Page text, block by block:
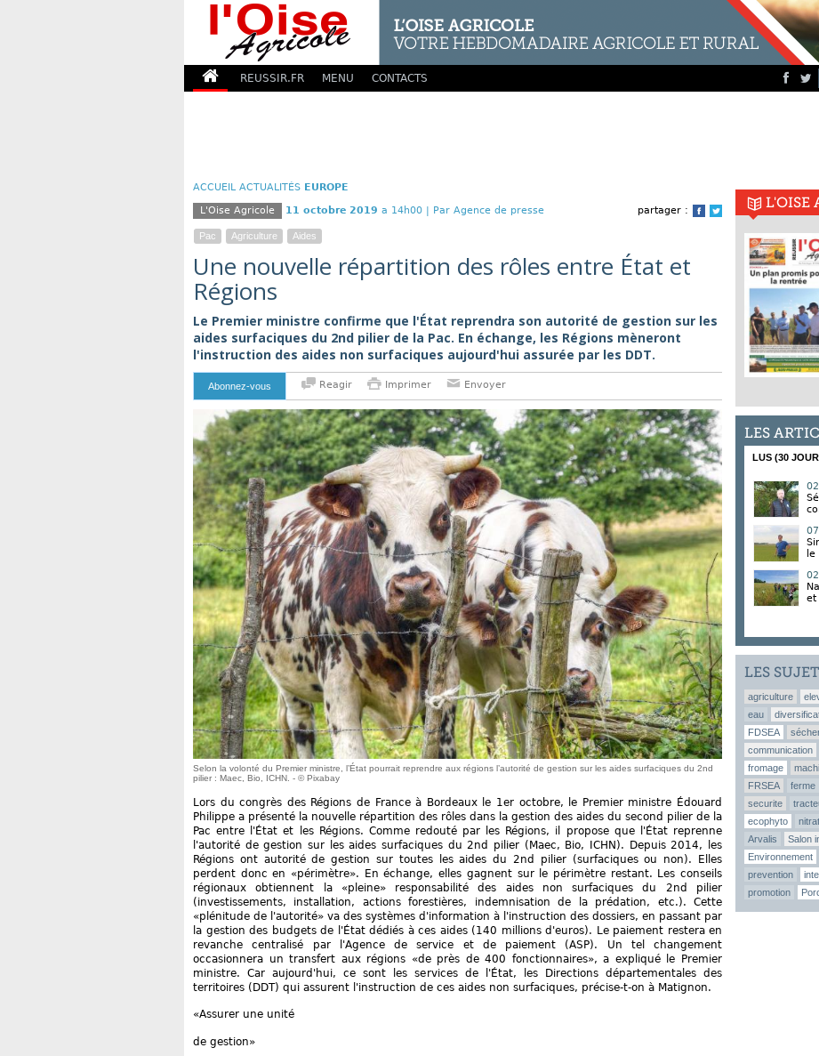
REUSSIR.FR MENU CONTACTS
ACCUEIL ACTUALITÉS EUROPE
partager :
Facebook
Twitter
L'Oise Agricole 11 octobre 2019 a 14h00 | Par Agence de presse
Pac Agriculture Aides
Une nouvelle répartition des rôles entre État et
Régions
Le Premier ministre confirme que l'État reprendra son autorité de gestion sur les
aides surfaciques du 2nd pilier de la Pac. En échange, les Régions mèneront
l'instruction des aides non surfaciques aujourd'hui assurée par les DDT.
Abonnez-vous Reagir Imprimer Envoyer
Selon la volonté du Premier ministre, l’État pourrait reprendre aux régions l’autorité de gestion sur les aides surfaciques du 2nd
pilier : Maec, Bio, ICHN. - © Pixabay
Lors du congrès des Régions de France à Bordeaux le 1er octobre, le Premier ministre Édouard
Philippe a présenté la nouvelle répartition des rôles dans la gestion des aides du second pilier de la
Pac entre l'État et les Régions. Comme redouté par les Régions, il propose que l'État reprenne
l'autorité de gestion sur les aides surfaciques du 2nd pilier (Maec, Bio, ICHN). Depuis 2014, les
Régions ont autorité de gestion sur toutes les aides du 2nd pilier (surfaciques ou non). Elles
perdent donc en «périmètre». En échange, elles gagnent sur le périmètre restant. Les conseils
régionaux obtiennent la «pleine» responsabilité des aides non surfaciques du 2nd pilier
(investissements, installation, actions forestières, indemnisation de la prédation, etc.). Cette
«plénitude de l'autorité» va des systèmes d'information à l'instruction des dossiers, en passant par
la gestion des budgets de l'État dédiés à ces aides (140 millions d'euros). Le paiement restera en
revanche centralisé par l'Agence de service et de paiement (ASP). Un tel changement
occasionnera un transfert aux régions «de près de 400 fonctionnaires», a expliqué le Premier
ministre. Car aujourd'hui, ce sont les services de l'État, les Directions départementales des
territoires (DDT) qui assurent l'instruction de ces aides non surfaciques, précise-t-on à Matignon.
«Assurer une unité
de gestion»
L'OISE
LES
LUS (30
et
LES
agriculture
eau
FDSEA
communication
fromage
FRSEA
ferme
securite
ecophyto
Arvalis
Salon
Environnement
prevention
promotion